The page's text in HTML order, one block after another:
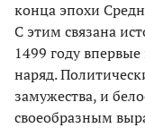
конца эпохи
С этим связана
1499 году
наряд.
замужества, и
своеобразным